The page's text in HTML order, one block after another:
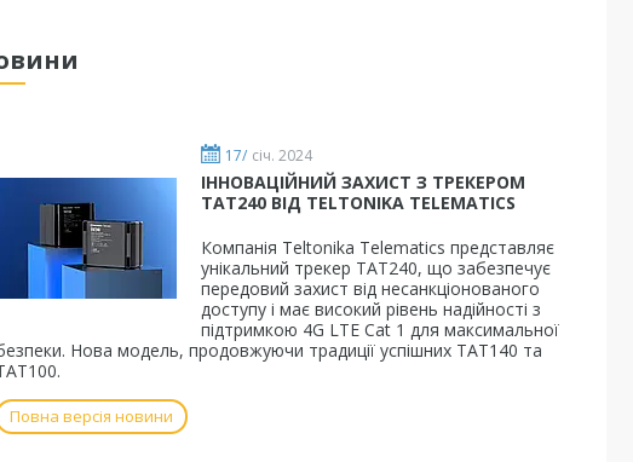
17/ січ. 2024
ІННОВАЦІЙНИЙ ЗАХИСТ З ТРЕКЕРОМ
TAT240 ВІД TELTONIKA TELEMATICS
Компанія Teltonika Telematics представляє
унікальний трекер TAT240, що забезпечує
передовий захист від несанкціонованого
доступу і має високий рівень надійності з
підтримкою 4G LTE Cat 1 для максимальної
Нова модель, продовжуючи традиції успішних TAT140 та
Повна версія новини